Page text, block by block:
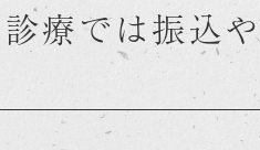
療では振込